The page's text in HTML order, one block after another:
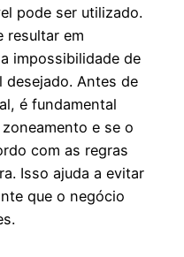
pode ser utilizado.
resultar em
impossibilidade de
desejado. Antes de
é fundamental
e se o
com as regras
Isso ajuda a evitar
que o negócio